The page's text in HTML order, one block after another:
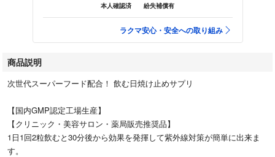
本人確認済 紛失補償有
ラクマ安心・安全への取り組み
商品説明
次世代スーパーフード配合！ 飲む日焼け止めサプリ
【国内GMP認定工場生産】
【クリニック・美容サロン・薬局販売推奨品】
1日1回2粒飲むと30分後から効果を発揮して紫外線対策が簡単に出来ま
す。